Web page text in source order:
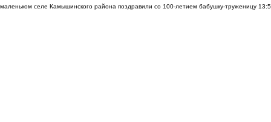
маленьком селе Камышинского района поздравили со 100-летием бабушку-труженицу